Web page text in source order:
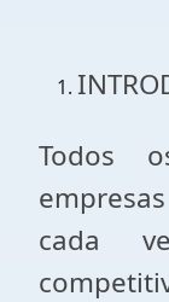
Todos
cada